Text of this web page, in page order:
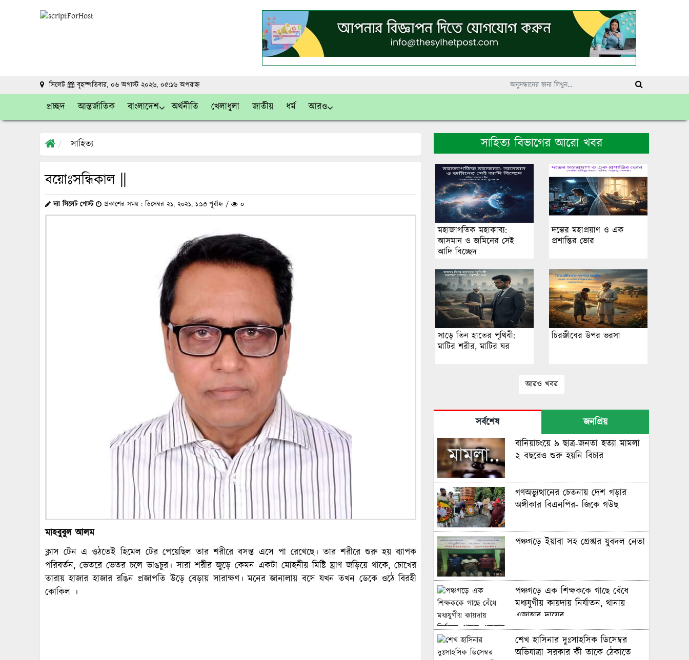
সিলেট বৃহস্পতিবার, ০৬ অগাস্ট ২০২৬, ০৫:১৬ অপরাহ্ন
প্রচ্ছদ আন্তর্জাতিক বাংলাদেশ অর্থনীতি খেলাধুলা জাতীয় ধর্ম আরও
সাহিত্য
বয়োঃসন্ধিকাল ||
দ্যা সিলেট পোস্ট প্রকাশের সময় : ডিসেম্বর ২১, ২০২১, ১:১৩ পূর্বাহ্ন / ০
মাহবুবুল আলম
ক্লাস টেন এ ওঠতেই হিমেল টের পেয়েছিল তার শরীরে বসন্ত এসে পা রেখেছে। তার শরীরে শুরু হয় ব্যাপক
পরিবর্তন, ভেতরে ভেতর চলে ভাঙচুর। সারা শরীর জুড়ে কেমন একটা মোহনীয় মিষ্টি ঘ্রাণ জড়িয়ে থাকে, চোখের
তারায় হাজার হাজার রঙিন প্রজাপতি উড়ে বেড়ায় সারাক্ষণ। মনের জানালায় বসে যখন তখন ডেকে ওঠে বিরহী
কোকিল ।
সাহিত্য বিভাগের আরো খবর
মহাজাগতিক মহাকাব্য:
আসমান ও জমিনের সেই
আদি বিচ্ছেদ
দম্ভের মহাপ্রয়াণ ও এক
প্রশান্তির ভোর
সাড়ে তিন হাতের পৃথিবী:
মাটির শরীর, মাটির ঘর
চিরঞ্জীবের উপর ভরসা
আরও খবর
সর্বশেষ
জনপ্রিয়
বানিয়াচংয়ে ৯ ছাত্র-জনতা হত্যা মামলা
২ বছরেও শুরু হয়নি বিচার
গণঅভ্যুত্থানের চেতনায় দেশ গড়ার
অঙ্গীকার বিএনপির- জিকে গউছ
পঞ্চগড়ে ইয়াবা সহ গ্রেপ্তার যুবদল নেতা
পঞ্চগড়ে এক শিক্ষককে গাছে বেঁধে
মধ্যযুগীয় কায়দায় নির্যাতন, থানায়
এজাহার দায়ের
শেখ হাসিনার দুঃসাহসিক ডিসেম্বর
অভিযাত্রা সরকার কী তাকে ঠেকাতে